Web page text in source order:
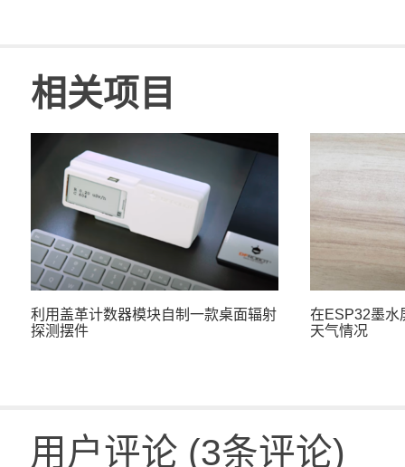
相关项目
利用盖革计数器模块自制一款桌面辐射
探测摆件
在ESP32墨水
天气情况
用户评论 (3条评论)